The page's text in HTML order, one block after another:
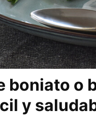
boniato o
y